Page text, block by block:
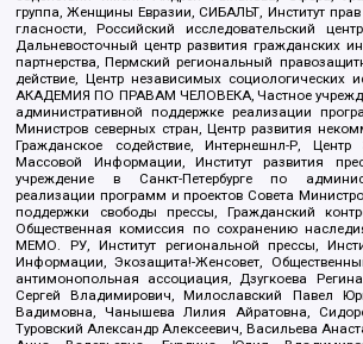
группа, Женщины Евразии, СИБАЛЬТ, Институт
гласности, Российский исследовательский
Дальневосточный центр развития гражданских
партнерства, Пермский региональный
действие, Центр независимых социологических
АКАДЕМИЯ ПО ПРАВАМ ЧЕЛОВЕКА, Частное
административной поддержке реализации
Министров северных стран, Центр развития
Гражданское содействие, Интернешнл-Р,
Массовой Информации, Институт развития
учреждение в Санкт-Петербурге по
реализации программ и проектов Совета
поддержки свободы прессы, Гражданский
Общественная комиссия по сохранению
МЕМО. РУ, Институт региональной прессы,
Информации, Экозащита!-Женсовет,
антимонопольная ассоциация, Дзугкоева
Сергей Владимирович, Милославский Павел
Вадимовна, Чанышева Лилия Айратовна,
Туровский Александр Алексеевич, Васильева